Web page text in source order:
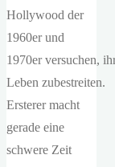
Hollywood der
1960er und
1970er versuchen,
Leben zubestreiten.
Ersterer macht
gerade eine
schwere Zeit